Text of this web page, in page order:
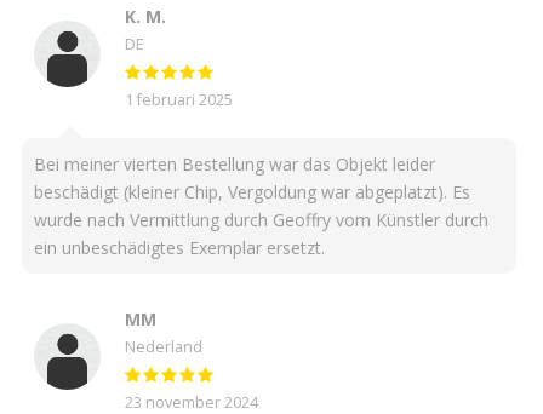
K. M.
DE
1 februari 2025
Bei meiner vierten Bestellung war das Objekt leider
beschädigt (kleiner Chip, Vergoldung war abgeplatzt). Es
wurde nach Vermittlung durch Geoffry vom Künstler durch
ein unbeschädigtes Exemplar ersetzt.
MM
Nederland
23 november 2024